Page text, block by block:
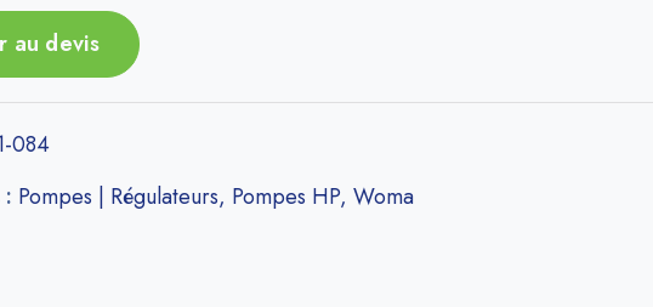
au devis
084
Pompes | Régulateurs, Pompes HP,Woma